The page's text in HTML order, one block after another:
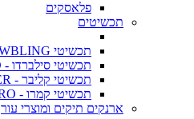
פלאסקים
תכשיטים
תכשיטי NEWBLING
תכשיטי סילברדו - SILVERADO
תכשיטי קליבר - KALIBER
תכשיטי קמרו - CAMERO
ארנקים תיקים ומוצרי עור